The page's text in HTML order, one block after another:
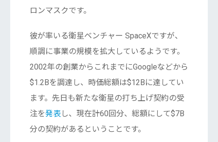
ロンマスクです。
彼が率いる衛星ベンチャー SpaceXですが、
順調に事業の規模を拡大しているようです。
2002年の創業からこれまでにGoogleなどから
$1.2Bを調達し、時価総額は$12Bに達してい
ます。先日も新たな衛星の打ち上げ契約の受
注を発表し、現在計60回分、総額にして$7B
分の契約があるということです。